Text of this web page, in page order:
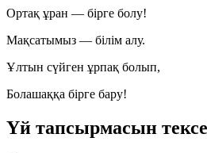
Ортақ ұран — бірге болу!
Мақсатымыз — білім алу.
Ұлтын сүйген ұрпақ болып,
Болашаққа бірге бару!
Үй тапсырмасын